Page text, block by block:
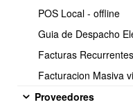
POS Local - offline
Guia de Despacho
Facturas Recurrentes
Facturacion Masiva
Proveedores